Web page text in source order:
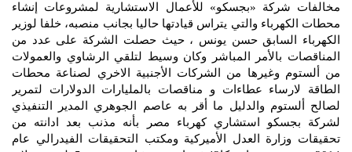
مخالفات شركة «بجسكو» للأعمال الاستشارية لمشروعات إنشاء
محطات الكهرباء والتي يتراس قيادتها حاليا بجانب منصبه، خلفا لوزير
الكهرباء السابق حسن يونس ، حيث حصلت الشركة على عدد من
المناقصات بالأمر المباشر وكان وسيط لتلقي الرشاوي والعمولات
من ألستوم وغيرها من الشركات الأجنبية الاخري لصناعة محطات
الطاقة لارساء عطاءات و مناقصات بالمليارات الدولارات لتمرير
لصالح ألستوم والدليل ما أقر به عاصم الجوهري المدير التنفيذي
لشركة بجسكو استشاري كهرباء مصر بأنه مذنب بعد ادانته من
تحقيقات وزارة العدل الأميركية ومكتب التحقيقات الفيدرالي عام